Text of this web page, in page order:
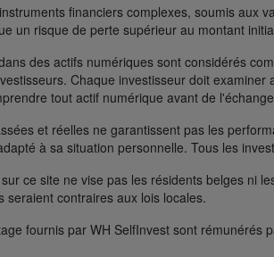
financiers complexes, soumis aux
un risque de perte supérieur au montant
des actifs numériques sont considérés
Chaque investisseur doit
tout actif numérique avant de
et réelles ne garantissent pas les
à sa situation personnelle. Tous les
sur ce site ne vise pas les résidents belges ni
seraient contraires aux lois locales.
fournis par WH SelfInvest sont rémunérés